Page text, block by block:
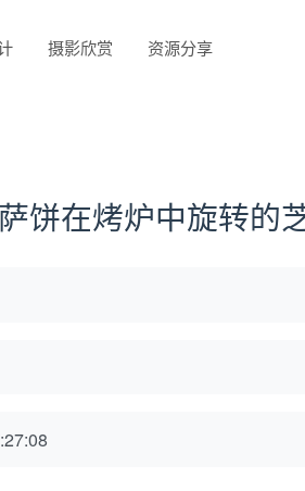
摄影欣赏 资源分享
饼在烤炉中旋转的